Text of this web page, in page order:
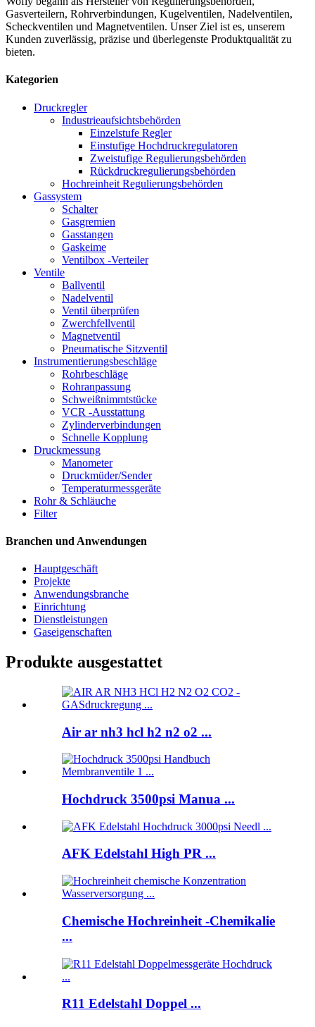
Gasverteilern, Rohrverbindungen, Kugelventilen, Nadelventilen,
Scheckventilen und Magnetventilen. Unser Ziel ist es, unserem
Kunden zuverlässig, präzise und überlegenste Produktqualität zu
bieten.
Kategorien
Druckregler
Industrieaufsichtsbehörden
Einzelstufe Regler
Einstufige Hochdruckregulatoren
Zweistufige Regulierungsbehörden
Rückdruckregulierungsbehörden
Hochreinheit Regulierungsbehörden
Gassystem
Schalter
Gasgremien
Gasstangen
Gaskeime
Ventilbox -Verteiler
Ventile
Ballventil
Nadelventil
Ventil überprüfen
Zwerchfellventil
Magnetventil
Pneumatische Sitzventil
Instrumentierungsbeschläge
Rohrbeschläge
Rohranpassung
Schweißnimmtstücke
VCR -Ausstattung
Zylinderverbindungen
Schnelle Kopplung
Druckmessung
Manometer
Druckmüder/Sender
Temperaturmessgeräte
Rohr & Schläuche
Filter
Branchen und Anwendungen
Hauptgeschäft
Projekte
Anwendungsbranche
Einrichtung
Dienstleistungen
Gaseigenschaften
Produkte ausgestattet
Air ar nh3 hcl h2 n2 o2 ...
Hochdruck 3500psi Manua ...
AFK Edelstahl High PR ...
Chemische Hochreinheit -Chemikalie
...
R11 Edelstahl Doppel ...